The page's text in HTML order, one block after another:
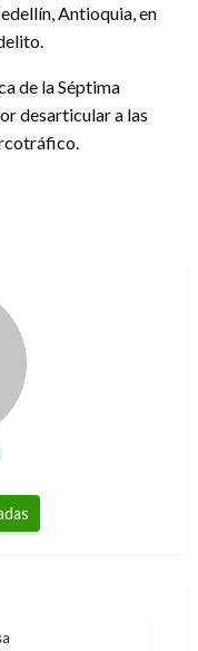
Antioquia, en
de la Séptima
desarticular a las